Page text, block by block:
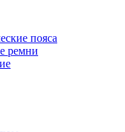
пояса
ремни